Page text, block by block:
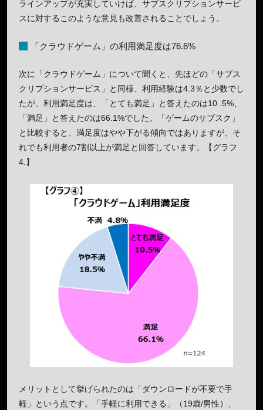
ラインアップが充実していけば、サブスクリプションサービ
スに対するこのような意見も改善されることでしょう。
「クラウドゲーム」の利用満足度は76.6%
次に「クラウドゲーム」について聞くと、先ほどの「サブス
クリプションサービス」と同様、利用経験は4.3％と少数でし
たが、利用満足度は、「とても満足」と答えたのは10 .5%、
「満足」と答えたのは66.1%でした。「ゲームのサブスク」
と比較すると、満足度はやや下がる傾向ではありますが、そ
れでも利用者の7割以上が満足と回答しています。【グラフ
4.】
メリットとして挙げられたのは「ダウンロードが不要で手
軽」という点です。「手軽に利用できる」（19歳/男性）、